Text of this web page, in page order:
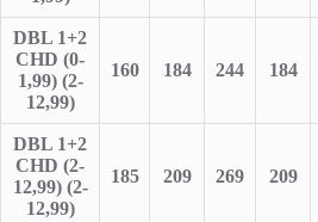
DBL 1+2
CHD (0-
1,99) (2-
12,99)
160 184 244 184
DBL 1+2
CHD (2-
12,99) (2-
12,99)
185 209 269 209